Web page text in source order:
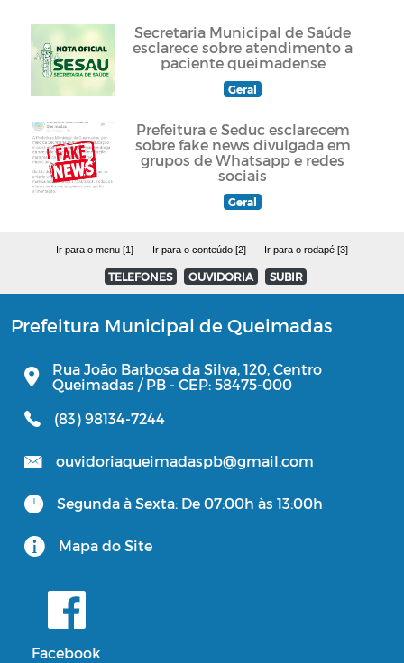
Secretaria Municipal de Saúde
esclarece sobre atendimento a
paciente queimadense
Geral
Prefeitura e Seduc esclarecem
sobre fake news divulgada em
grupos de Whatsapp e redes
sociais
Geral
Ir para o menu [1] Ir para o conteúdo [2] Ir para o rodapé [3]
TELEFONES OUVIDORIA SUBIR
Prefeitura Municipal de Queimadas
Rua João Barbosa da Silva, 120, Centro
Queimadas / PB - CEP: 58475-000
(83) 98134-7244
ouvidoriaqueimadaspb@gmail.com
Segunda à Sexta: De 07:00h às 13:00h
Mapa do Site
Facebook